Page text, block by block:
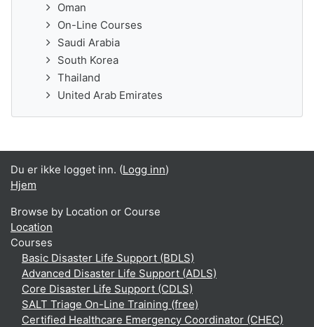
Oman
On-Line Courses
Saudi Arabia
South Korea
Thailand
United Arab Emirates
Du er ikke logget inn. (Logg inn)
Hjem
Browse by Location or Course
Location
Courses
Basic Disaster Life Support (BDLS)
Advanced Disaster Life Support (ADLS)
Core Disaster Life Support (CDLS)
SALT Triage On-Line Training (free)
Certified Healthcare Emergency Coordinator (CHEC)